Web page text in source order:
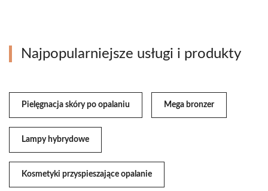
Najpopularniejsze usługi i produkty
Pielęgnacja skóry po opalaniu Mega bronzer
Lampy hybrydowe
Kosmetyki przyspieszające opalanie